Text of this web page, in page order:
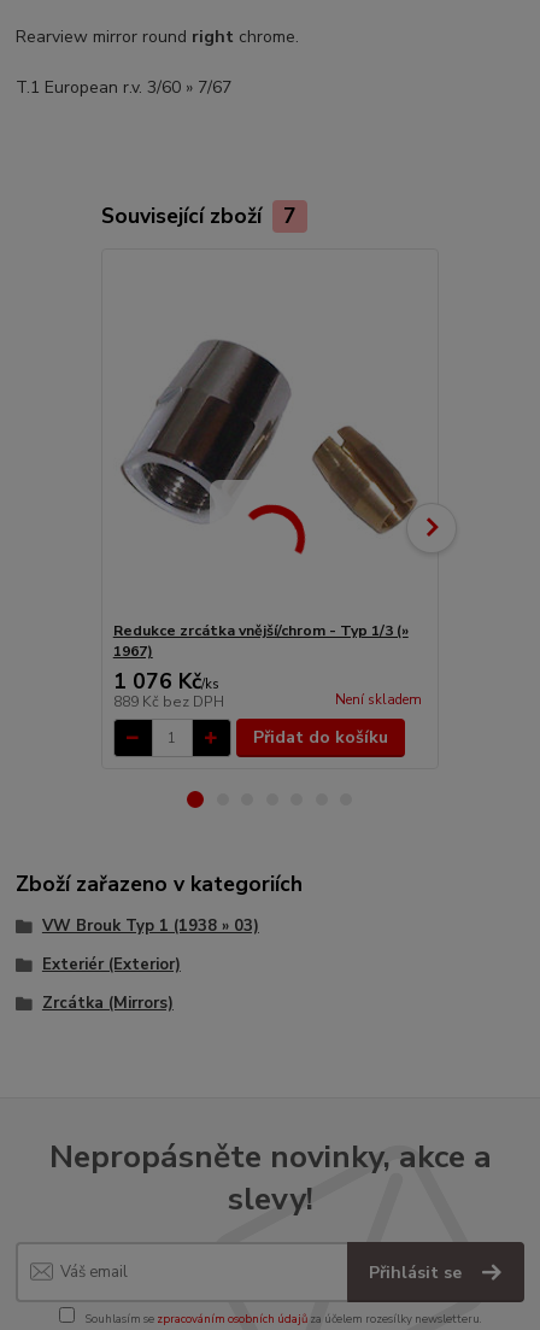
Rearview mirror round right chrome.
T.1 European r.v. 3/60 » 7/67
Související zboží 7
Redukce zrcátka vnější/chrom - Typ 1/3 (»
1967)
1 076 Kč/ks
889 Kč bez DPH Není skladem
Přidat do košíku
Zboží zařazeno v kategoriích
VW Brouk Typ 1 (1938 » 03)
Exteriér (Exterior)
Zrcátka (Mirrors)
Nepropásněte novinky, akce a
slevy!
Přihlásit se
Souhlasím se zpracováním osobních údajůza účelem rozesílky newsletteru.